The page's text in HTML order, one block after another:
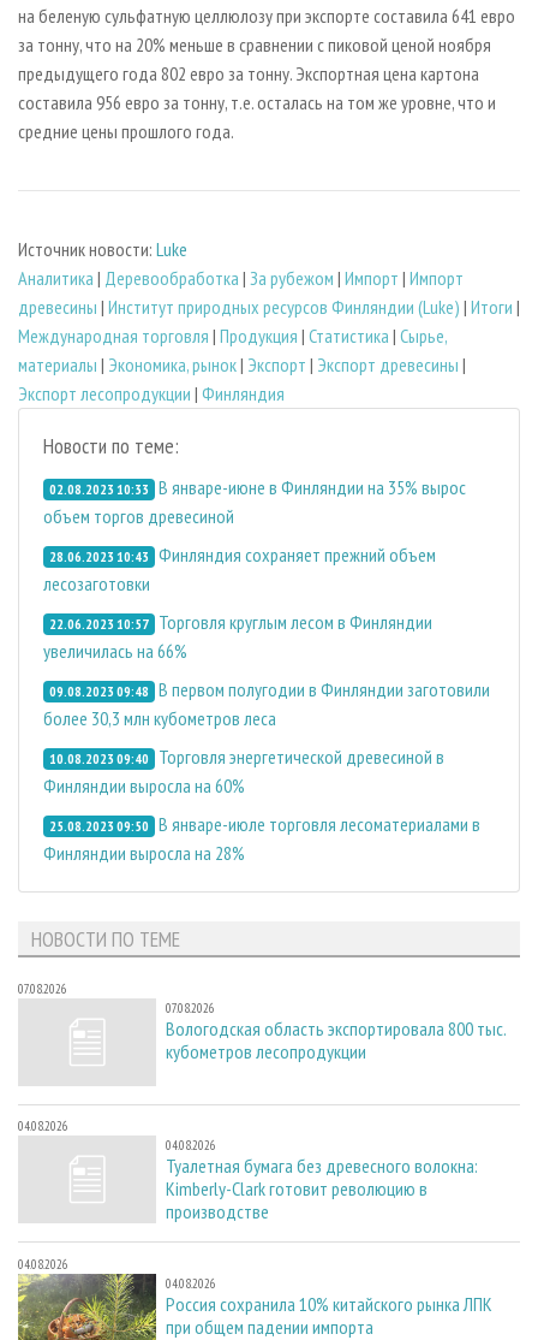
на беленую сульфатную целлюлозу при экспорте составила 641 евро
за тонну, что на 20% меньше в сравнении с пиковой ценой ноября
предыдущего года 802 евро за тонну. Экспортная цена картона
составила 956 евро за тонну, т.е. осталась на том же уровне, что и
средние цены прошлого года.
Источник новости: Luke
Аналитика | Деревообработка | За рубежом | Импорт | Импорт
древесины | Институт природных ресурсов Финляндии (Luke) | Итоги |
Международная торговля | Продукция | Статистика | Сырье,
материалы | Экономика, рынок| Экспорт | Экспорт древесины |
Экспорт лесопродукции | Финляндия
Новости по теме:
02.08.2023 10:33 В январе-июне в Финляндии на 35% вырос
объем торгов древесиной
28.06.2023 10:43 Финляндия сохраняет прежний объем
лесозаготовки
22.06.2023 10:57
Торговля круглым лесом в Финляндии
увеличилась на 66%
09.08.2023 09:48 В первом полугодии в Финляндии заготовили
более 30,3 млн кубометров леса
10.08.2023 09:40
Торговля энергетической древесиной в
Финляндии выросла на 60%
25.08.2023 09:50 В январе-июле торговля лесоматериалами в
Финляндии выросла на 28%
НОВОСТИ ПО ТЕМЕ
07.08.2026
07.08.2026
Вологодская область экспортировала 800 тыс.
кубометров лесопродукции
04.08.2026
04.08.2026
Туалетная бумага без древесного волокна:
Kimberly-Clark готовит революцию в
производстве
04.08.2026
04.08.2026
Россия сохранила 10% китайского рынка ЛПК
при общем падении импорта